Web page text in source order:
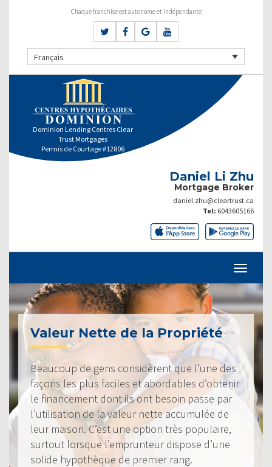
Chaque franchise est autonome et indépendante
Français
Dominion Lending Centres Clear
Trust Mortgages
Permis de Courtage #12806
Daniel Li Zhu
Mortgage Broker
daniel.zhu@cleartrust.ca
Tel: 6043605166
Valeur Nette de la Propriété
Beaucoup de gens considèrent que l’une des
façons les plus faciles et abordables d’obtenir
le financement dont ils ont besoin passe par
l’utilisation de la valeur nette accumulée de
leur maison. C’est une option très populaire,
surtout lorsque l’emprunteur dispose d’une
solide hypothèque de premier rang.